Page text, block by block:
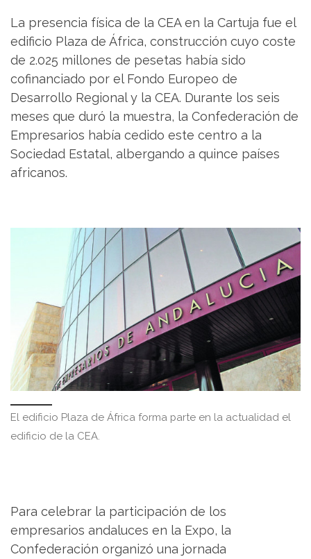
La presencia física de la CEA en la Cartuja fue el
edificio Plaza de África, construcción cuyo coste
de 2.025 millones de pesetas había sido
cofinanciado por el Fondo Europeo de
Desarrollo Regional y la CEA. Durante los seis
meses que duró la muestra, la Confederación de
Empresarios había cedido este centro a la
Sociedad Estatal, albergando a quince países
africanos.
El edificio Plaza de África forma parte en la actualidad el
edificio de la CEA.
Para celebrar la participación de los
empresarios andaluces en la Expo, la
Confederación organizó una jornada